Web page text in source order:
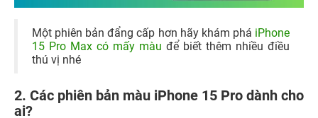
Một phiên bản đẩng cấp hơn hãy khám phá iPhone
15 Pro Max có mấy màu để biết thêm nhiều điều
thú vị nhé
2. Các phiên bản màu iPhone 15 Pro dành cho
ai?